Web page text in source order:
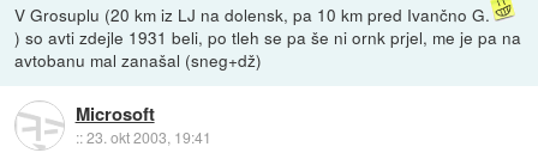
V Grosuplu (20 km iz LJ na dolensk, pa 10 km pred Ivančno G.
) so avti zdejle 1931 beli, po tleh se pa še ni ornk prjel, me je pa na
avtobanu mal zanašal (sneg+dž)
Microsoft
::23. okt 2003, 19:41